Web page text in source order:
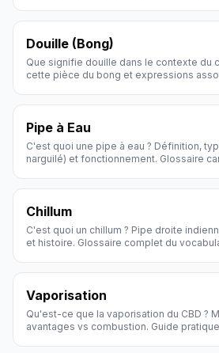
Douille (Bong)
Que signifie douille dans le contexte du
cette pièce du bong et expressions
Pipe à Eau
C'est quoi une pipe à eau ? Définition,
narguilé) et fonctionnement. Glossaire
Chillum
C'est quoi un chillum ? Pipe droite
et histoire. Glossaire complet du
Vaporisation
Qu'est-ce que la vaporisation du CBD ?
avantages vs combustion. Guide